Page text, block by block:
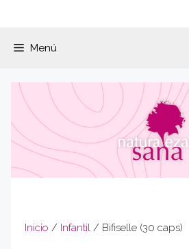
Menú
Inicio / Infantil / Bifiselle (30 caps)